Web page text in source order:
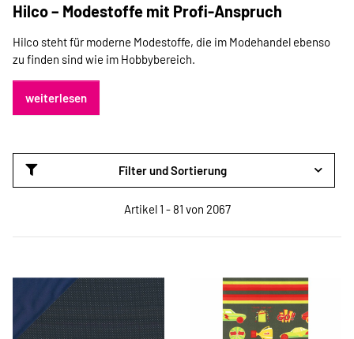
Hilco – Modestoffe mit Profi-Anspruch
Hilco steht für moderne Modestoffe, die im Modehandel ebenso
zu finden sind wie im Hobbybereich.
weiterlesen
Filter und Sortierung
Artikel 1 - 81 von 2067